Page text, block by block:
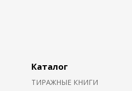
Каталог
ТИРАЖНЫЕ КНИГИ